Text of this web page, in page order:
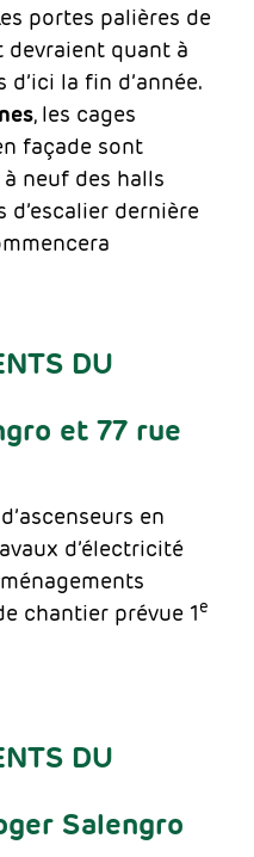
portes palières de
devraient quant à
la fin d’année.
, les cages
façade sont
neuf des halls
d’escalier dernière
DU
et 77 rue
en
d’électricité
chantier prévue 1e
DU
Salengro